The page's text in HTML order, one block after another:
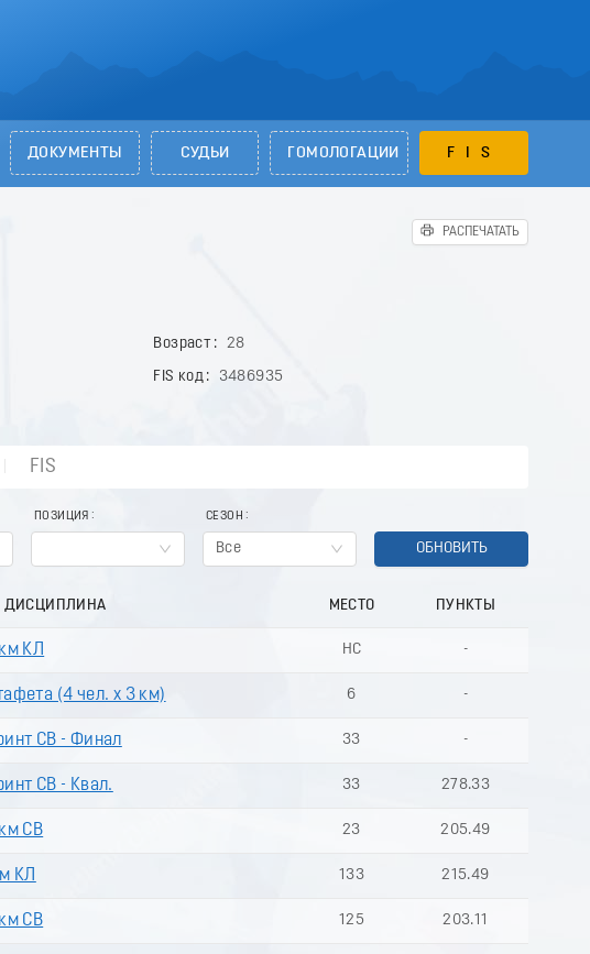
ДОКУМЕНТЫ СУДЬИ ГОМОЛОГАЦИИ FIS
РАСПЕЧАТАТЬ
Возраст
28
FIS код
3486935
FIS
ПОЗИЦИЯ СЕЗОН
Все ОБНОВИТЬ
ДИСЦИПЛИНА МЕСТО ПУНКТЫ
КЛ НС -
(4 чел. х 3 км) 6 -
СВ - Финал 33 -
СВ - Квал. 33 278.33
СВ 23 205.49
КЛ 133 215.49
СВ 125 203.11